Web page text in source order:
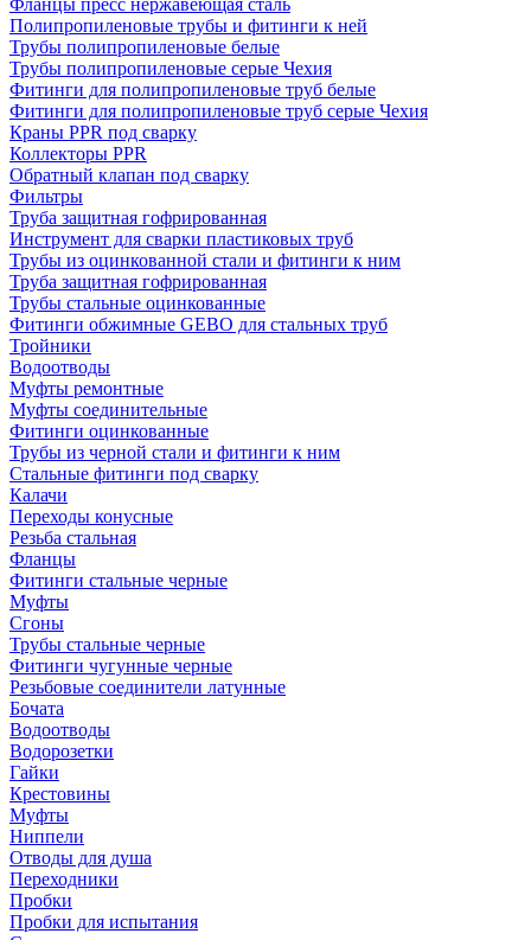
Полипропиленовые трубы и фитинги к ней
Трубы полипропиленовые белые
Трубы полипропиленовые серые Чехия
Фитинги для полипропиленовые труб белые
Фитинги для полипропиленовые труб серые Чехия
Краны PPR под сварку
Коллекторы PPR
Обратный клапан под сварку
Фильтры
Труба защитная гофрированная
Инструмент для сварки пластиковых труб
Трубы из оцинкованной стали и фитинги к ним
Труба защитная гофрированная
Трубы стальные оцинкованные
Фитинги обжимные GEBO для стальных труб
Тройники
Водоотводы
Муфты ремонтные
Муфты соединительные
Фитинги оцинкованные
Трубы из черной стали и фитинги к ним
Стальные фитинги под сварку
Калачи
Переходы конусные
Резьба стальная
Фланцы
Фитинги стальные черные
Муфты
Сгоны
Трубы стальные черные
Фитинги чугунные черные
Резьбовые соединители латунные
Бочата
Водоотводы
Водорозетки
Гайки
Крестовины
Муфты
Ниппели
Отводы для душа
Переходники
Пробки
Пробки для испытания